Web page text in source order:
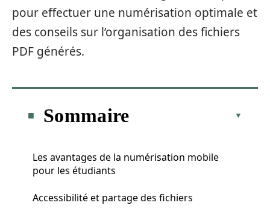
pour effectuer une numérisation optimale et
des conseils sur l’organisation des fichiers
PDF générés.
Sommaire
Les avantages de la numérisation mobile
pour les étudiants
Accessibilité et partage des fichiers